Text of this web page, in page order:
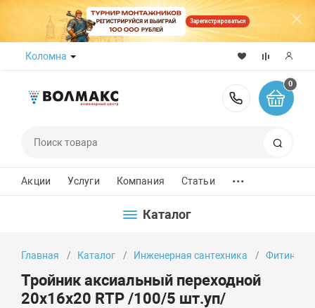
Зарегистрироваться
Коломна
8 (800)
0
Акции Услуги Компания Статьи ...
Каталог
Главная Каталог Инженерная сантехника Фитинги
Тройник аксиальный переходной
20х16х20 RTP /100/5 шт.уп/